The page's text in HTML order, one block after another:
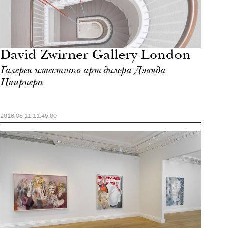
David Zwirner Gallery London
Галерея известного арт-дилера Дэвида
Цвирнера
2016-08-11 11:45:00